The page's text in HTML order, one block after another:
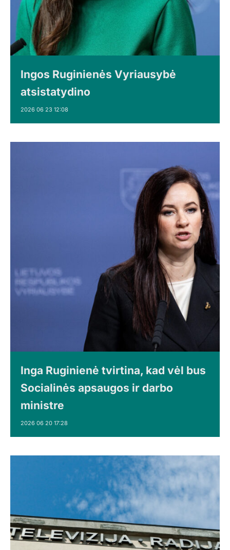
Ingos Ruginienės Vyriausybė
atsistatydino
2026 06 23 12:08
Inga Ruginienė tvirtina, kad vėl bus
Socialinės apsaugos ir darbo
ministre
2026 06 20 17:28